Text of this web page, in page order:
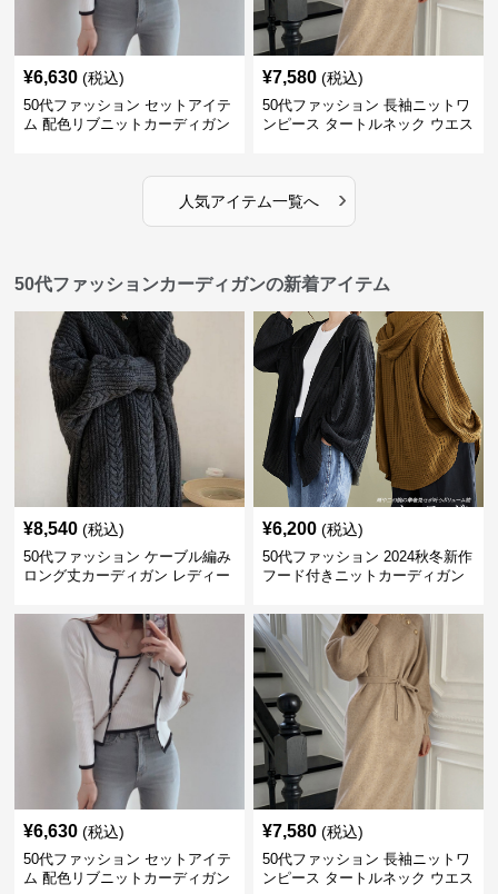
¥6,630 (税込)
50代ファッション セットアイテ
ム 配色リブニットカーディガン
¥7,580 (税込)
50代ファッション 長袖ニットワ
ンピース タートルネック ウエス
人気アイテム一覧へ ›
50代ファッションカーディガンの新着アイテム
¥8,540 (税込)
50代ファッション ケーブル編み
ロング丈カーディガン レディー
¥6,200 (税込)
50代ファッション 2024秋冬新作
フード付きニットカーディガン
¥6,630 (税込)
50代ファッション セットアイテ
ム 配色リブニットカーディガン
¥7,580 (税込)
50代ファッション 長袖ニットワ
ンピース タートルネック ウエス